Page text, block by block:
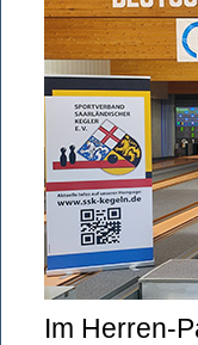
Im Herren-